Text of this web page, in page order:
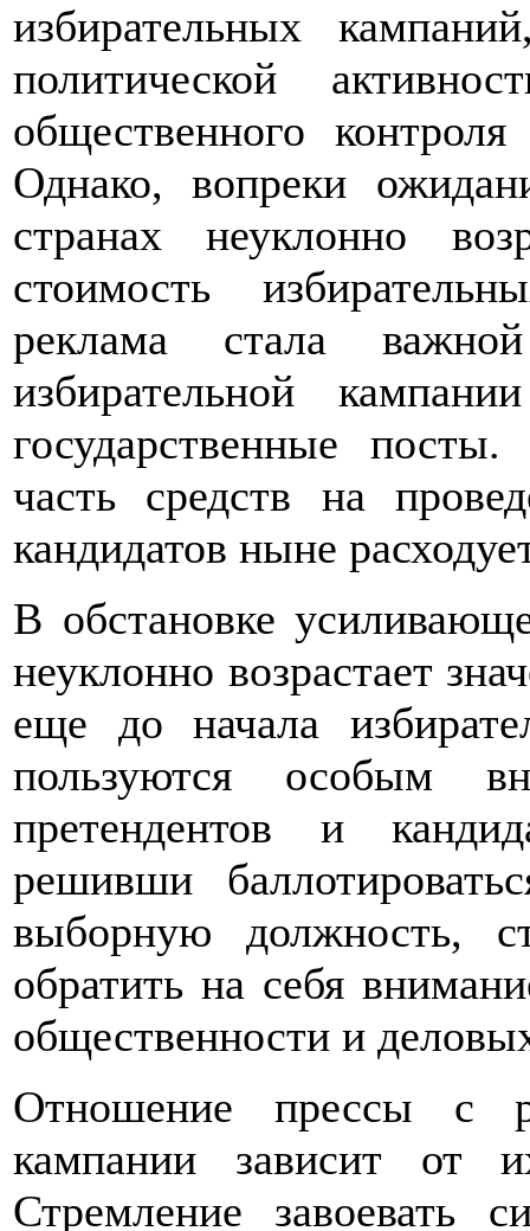
избирательных
политической
общественного
Однако, вопреки
странах неуклонно
стоимость
реклама стала
избирательной
государственные
часть средств на
кандидатов ныне
В обстановке
неуклонно возрастает
еще до начала
пользуются особым
претендентов и
решивши
выборную должность,
обратить на себя
общественности и
Отношение прессы с
кампании зависит от
Стремление завоевать